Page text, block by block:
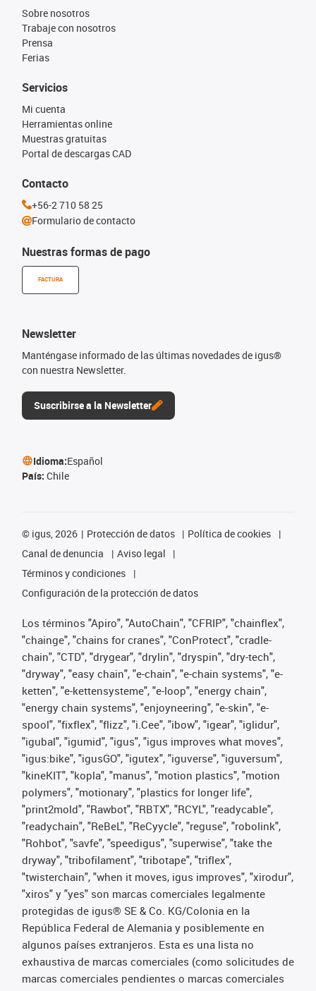
Sobre nosotros
Trabaje con nosotros
Prensa
Ferias
Nuestras formas de pago
FACTURA
Servicios
Mi cuenta
Herramientas online
Muestras gratuitas
Portal de descargas CAD
Newsletter
Manténgase informado de las últimas novedades de igus®
con nuestra Newsletter.
Suscribirse a la Newsletter
Contacto
+56-2 710 58 25
Formulario de contacto
Idioma:Español
País: Chile
© igus, 2026 Protección de datos
Política de cookies
Canal de denuncia
Aviso legal
Términos y condiciones
Configuración de la protección de datos
Los términos "Apiro", "AutoChain", "CFRIP", "chainflex",
"chainge", "chains for cranes", "ConProtect", "cradle-
chain", "CTD", "drygear", "drylin", "dryspin", "dry-tech",
"dryway", "easy chain", "e-chain", "e-chain systems", "e-
ketten", "e-kettensysteme", "e-loop", "energy chain",
"energy chain systems", "enjoyneering", "e-skin", "e-
spool", "fixflex", "flizz", "i.Cee", "ibow", "igear", "iglidur",
"igubal", "igumid", "igus", "igus improves what moves",
"igus:bike", "igusGO", "igutex", "iguverse", "iguversum",
"kineKIT", "kopla", "manus", "motion plastics", "motion
polymers", "motionary", "plastics for longer life",
"print2mold", "Rawbot", "RBTX", "RCYL", "readycable",
"readychain", "ReBeL", "ReCyycle", "reguse", "robolink",
"Rohbot", "savfe", "speedigus", "superwise", "take the
dryway", "tribofilament", "tribotape", "triflex",
"twisterchain", "when it moves, igus improves", "xirodur",
"xiros" y "yes" son marcas comerciales legalmente
protegidas de igus® SE & Co. KG/Colonia en la
República Federal de Alemania y posiblemente en
algunos países extranjeros. Esta es una lista no
exhaustiva de marcas comerciales (como solicitudes de
marcas comerciales pendientes o marcas comerciales